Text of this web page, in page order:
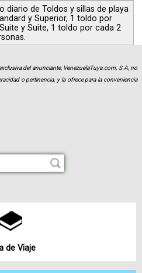
diario de Toldos y sillas de playa
y Superior, 1 toldo por
y Suite, 1 toldo por cada 2
del anunciante, VenezuelaTuya.com, S.A, no
o pertinencia, y la ofrece para la conveniencia
de Viaje